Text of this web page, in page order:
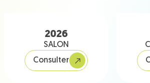
2026
SALON
Consulter